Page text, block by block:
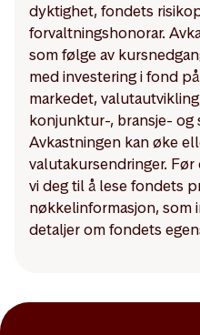
dyktighet, fondets
forvaltningshonorar.
som følge av
med investering i fond
markedet,
konjunktur-, bransje- og
Avkastningen kan øke
valutakursendringer.
vi deg til å lese fondets
nøkkelinformasjon,
detaljer om fondets